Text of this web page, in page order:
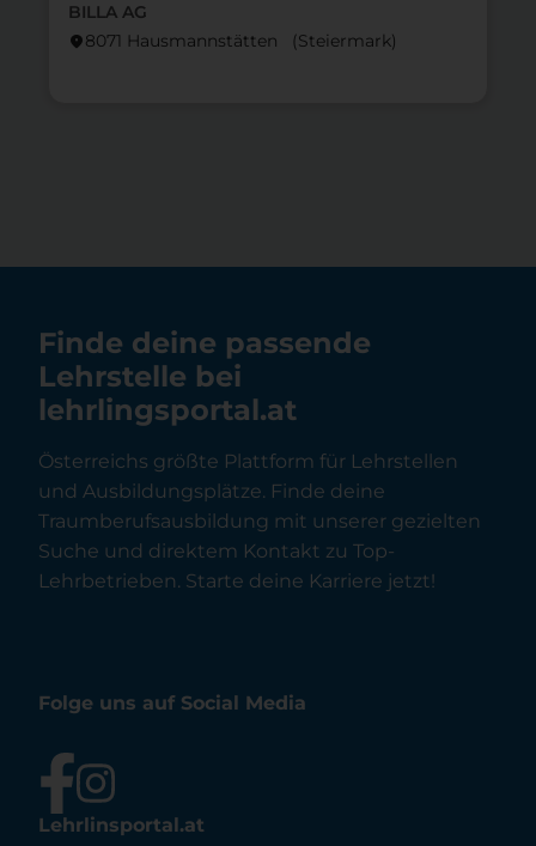
BILLA AG
location_on8071 Hausmannstätten (Steier­mark)
Finde deine passende
Lehrstelle bei
lehrlingsportal.at
Österreichs größte Plattform für Lehrstellen
und Ausbildungsplätze. Finde deine
Traumberufsausbildung mit unserer gezielten
Suche und direktem Kontakt zu Top-
Lehrbetrieben. Starte deine Karriere jetzt!
Folge uns auf Social Media
Lehrlinsportal.at